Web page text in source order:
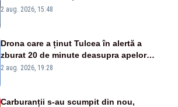
detonările luni – VIDEO
2 aug. 2026, 15:48
Drona care a ținut Tulcea în alertă a
zburat 20 de minute deasupra apelor
României. Au fost ridicate două F-16
2 aug. 2026, 19:28
Carburanții s-au scumpit din nou,